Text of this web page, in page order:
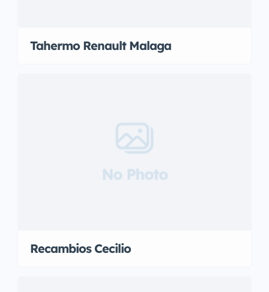
Tahermo Renault Malaga
No Photo
Recambios Cecilio